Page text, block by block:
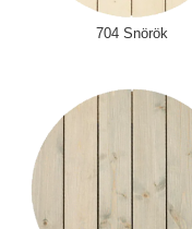
704 Snörök